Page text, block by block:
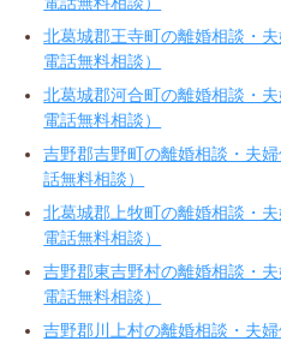
北葛城郡王寺町の離婚相談・
電話無料相談）
北葛城郡河合町の離婚相談・
電話無料相談）
吉野郡吉野町の離婚相談・夫
話無料相談）
北葛城郡上牧町の離婚相談・
電話無料相談）
吉野郡東吉野村の離婚相談・
電話無料相談）
吉野郡川上村の離婚相談・夫